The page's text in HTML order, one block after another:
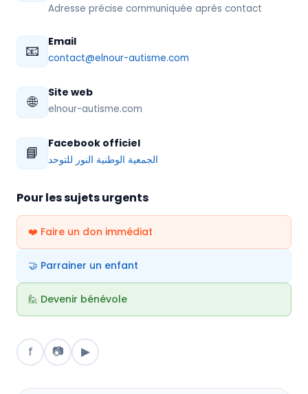
Adresse précise communiquée après contact
📧
Email
contact@elnour-autisme.com
🌐
Site web
elnour-autisme.com
📘
Facebook officiel
الجمعية الوطنية النور للتوحد
Pour les sujets urgents
❤️ Faire un don immédiat
🤝 Parrainer un enfant
🙋 Devenir bénévole
f 📷 ▶